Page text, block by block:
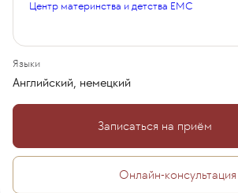
Центр материнства и детства EMC
Языки
Английский, немецкий
Записаться на приём
Онлайн-консультация